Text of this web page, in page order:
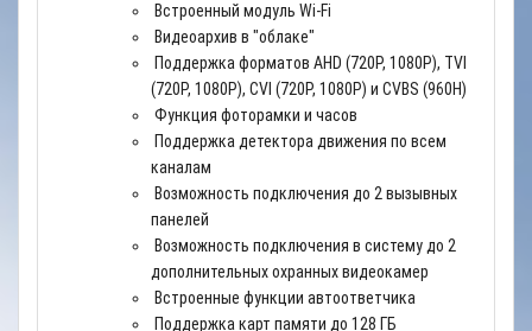
Встроенный модуль Wi-Fi
Видеоархив в "облаке"
Поддержка форматов AHD (720P, 1080P), TVI
(720P, 1080P), CVI (720P, 1080P) и CVBS (960H)
Функция фоторамки и часов
Поддержка детектора движения по всем
каналам
Возможность подключения до 2 вызывных
панелей
Возможность подключения в систему до 2
дополнительных охранных видеокамер
Встроенные функции автоответчика
Поддержка карт памяти до 128 ГБ